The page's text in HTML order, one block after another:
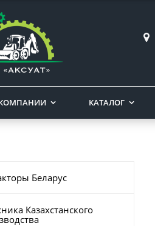
КАТАЛОГ
Беларус
Казахстанского